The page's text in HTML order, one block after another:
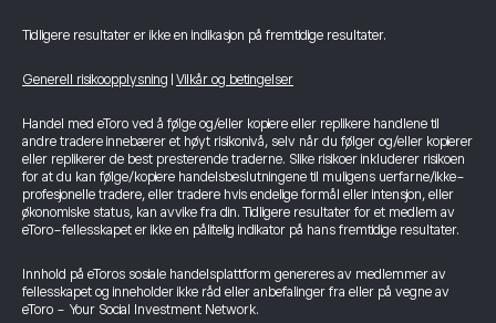
Tidligere resultater er ikke en indikasjon på fremtidige resultater.
Generell risikoopplysning Vilkår og betingelser
Handel med eToro ved å følge og/eller kopiere eller replikere handlene til
andre tradere innebærer et høyt risikonivå, selv når du følger og/eller kopierer
eller replikerer de best presterende traderne. Slike risikoer inkluderer risikoen
for at du kan følge/kopiere handelsbeslutningene til muligens uerfarne/ikke-
profesjonelle tradere, eller tradere hvis endelige formål eller intensjon, eller
økonomiske status, kan avvike fra din. Tidligere resultater for et medlem av
eToro-fellesskapet er ikke en pålitelig indikator på hans fremtidige resultater.
Innhold på eToros sosiale handelsplattform genereres av medlemmer av
fellesskapet og inneholder ikke råd eller anbefalinger fra eller på vegne av
eToro - Your Social Investment Network.